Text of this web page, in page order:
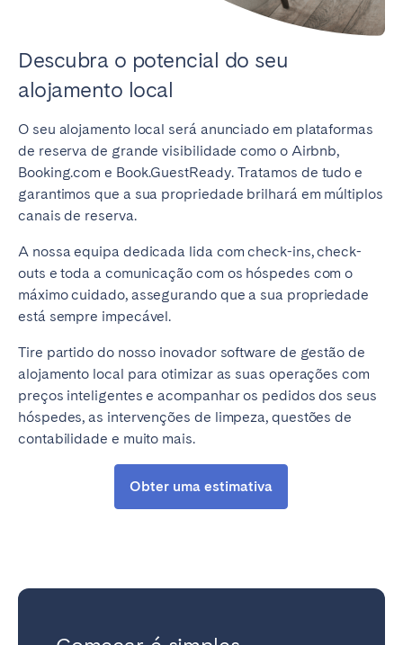
Descubra o potencial do seu
alojamento local
O seu alojamento local será anunciado em plataformas
de reserva de grande visibilidade como o Airbnb,
Booking.com e Book.GuestReady. Tratamos de tudo e
garantimos que a sua propriedade brilhará em múltiplos
canais de reserva.
A nossa equipa dedicada lida com check-ins, check-
outs e toda a comunicação com os hóspedes com o
máximo cuidado, assegurando que a sua propriedade
está sempre impecável.
Tire partido do nosso inovador software de gestão de
alojamento local para otimizar as suas operações com
preços inteligentes e acompanhar os pedidos dos seus
hóspedes, as intervenções de limpeza, questões de
contabilidade e muito mais.
Obter uma estimativa